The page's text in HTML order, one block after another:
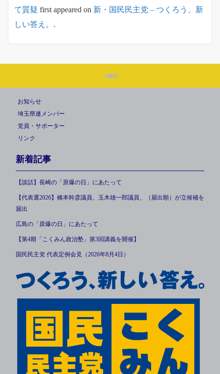
て質疑 first appeared on 新・国民民主党 – つくろう、新
しい答え。 .
お知らせ
埼玉県連メンバー
党員・サポーター
リンク
新着記事
【談話】長崎の「原爆の日」にあたって
【代表選2026】橋本幹彦議員、玉木雄一郎議員、（届出順）が立候補を
届出
広島の「原爆の日」にあたって
【第4期「こくみん政治塾」第3回講義を開催】
国民民主党 代表定例会見（2026年8月4日）